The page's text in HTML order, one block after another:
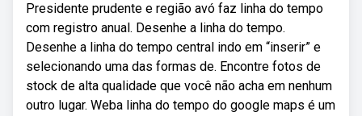
Presidente prudente e região avó faz linha do tempo
com registro anual. Desenhe a linha do tempo.
Desenhe a linha do tempo central indo em “inserir” e
selecionando uma das formas de. Encontre fotos de
stock de alta qualidade que você não acha em nenhum
outro lugar. Weba linha do tempo do google maps é um